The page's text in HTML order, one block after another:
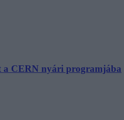
a CERN nyári programjába